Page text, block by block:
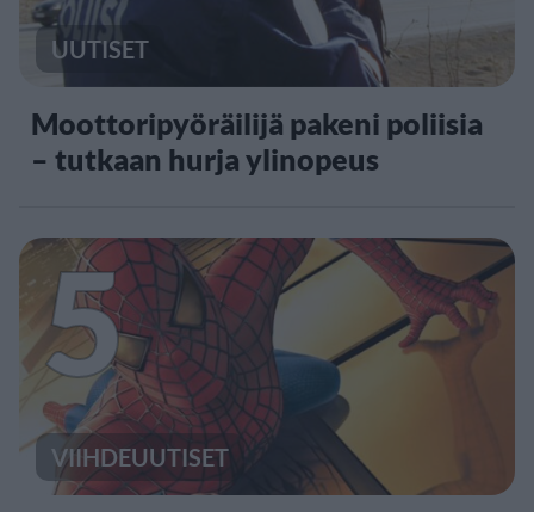
UUTISET
Moottoripyöräilijä pakeni poliisia
– tutkaan hurja ylinopeus
5
VIIHDEUUTISET